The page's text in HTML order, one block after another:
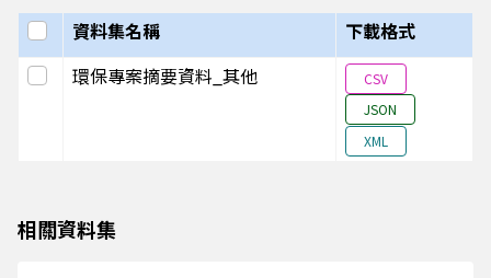
（徵才產業從「電子資訊 /軟體 /半導體業」
築營造及不動產業」、「法律/會計/顧問/研
境衛生業」、「批發/零售/傳直銷業）。 2.
才缺口達2.93萬，企業所需人才主力以「環
主，次為「工程研發類人員」；近年「營建
類人員」職務轉強。另「專案／產品管理類
選取全部
資料集名稱
下載格式
選取此列
環保專案摘要資料_其他
CSV
JSON
XML
相關資料集